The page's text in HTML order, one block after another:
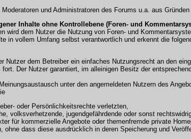
und Administratoren des Forums u.a. aus
Inhalte ohne Kontrollebene (Foren- und
wird dem Nutzer die Nutzung von Foren- und
in vollem Umfang selbst verantwortlich und erkennt die
Nutzer dem Betreiber ein einfaches Nutzungsrecht an den
Der Nutzer garantiert, im alleinigen Besitz der
unter den angemeldeten Nutzern des
oder Persönlichkeitsrechte verletzten,
volksverhetzende, jugendgefährdende oder sonst
für kommerzielle Angebote oder themenfremde private
ohne dass diese ausdrücklich in deren Speicherung und